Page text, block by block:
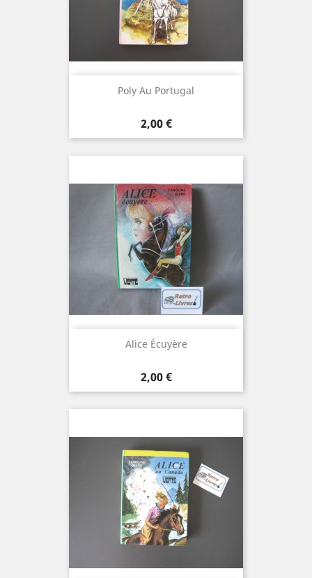
Poly Au Portugal
Prix
2,00 €
Alice Écuyère
Prix
2,00 €